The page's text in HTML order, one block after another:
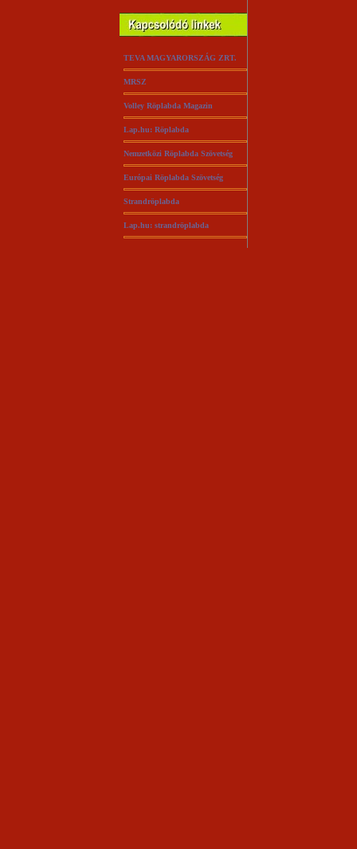
TEVA MAGYARORSZÁG ZRT.
MRSZ
Volley Röplabda Magazin
Lap.hu: Röplabda
Nemzetközi Röplabda Szövetség
Európai Röplabda Szövetség
Strandröplabda
Lap.hu: strandröplabda